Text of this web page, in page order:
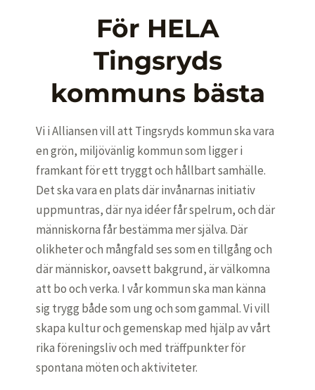
För HELA
Tingsryds
kommuns bästa
Vi i Alliansen vill att Tingsryds kommun ska vara
en grön, miljövänlig kommun som ligger i
framkant för ett tryggt och hållbart samhälle.
Det ska vara en plats där invånarnas initiativ
uppmuntras, där nya idéer får spelrum, och där
människorna får bestämma mer själva. Där
olikheter och mångfald ses som en tillgång och
där människor, oavsett bakgrund, är välkomna
att bo och verka. I vår kommun ska man känna
sig trygg både som ung och som gammal. Vi vill
skapa kultur och gemenskap med hjälp av vårt
rika föreningsliv och med träffpunkter för
spontana möten och aktiviteter.